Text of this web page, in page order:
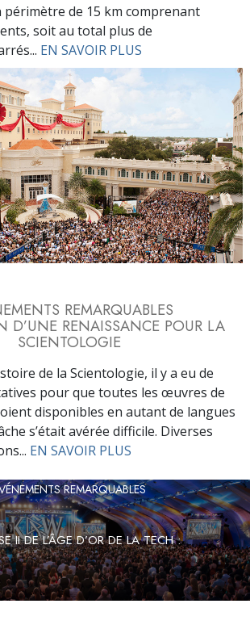
de 15 km comprenant
soit au total plus de
EN SAVOIR PLUS
REMARQUABLES
D’UNE RENAISSANCE POUR LA
SCIENTOLOGIE
de la Scientologie, il y a eu de
pour que toutes les œuvres de
disponibles en autant de langues
s’était avérée difficile. Diverses
EN SAVOIR PLUS
REMARQUABLES
II DE L’ÂGE D’OR DE LA TECH :